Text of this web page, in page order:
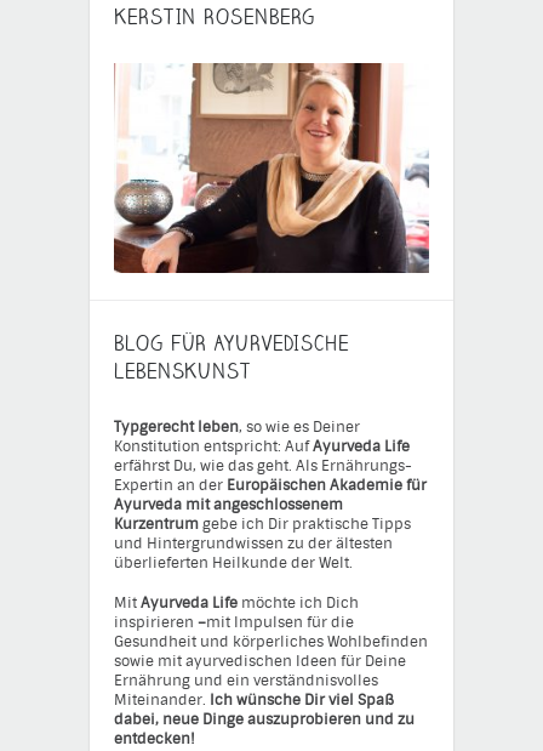
KERSTIN ROSENBERG
BLOG FÜR AYURVEDISCHE
LEBENSKUNST
Typgerecht leben, so wie es Deiner
Konstitution entspricht: AufAyurveda Life
erfährst Du, wie das geht. Als Ernährungs-
Expertin an der Europäischen Akademie für
Ayurveda mit angeschlossenem
Kurzentrumgebe ich Dir praktische Tipps
und Hintergrundwissen zu der ältesten
überlieferten Heilkunde der Welt.
MitAyurveda Life möchte ich Dich
inspirieren –mit Impulsen für die
Gesundheit und körperliches Wohlbefinden
sowie mit ayurvedischen Ideen für Deine
Ernährung und ein verständnisvolles
Miteinander. Ich wünsche Dir viel Spaß
dabei, neue Dinge auszuprobieren und zu
entdecken!